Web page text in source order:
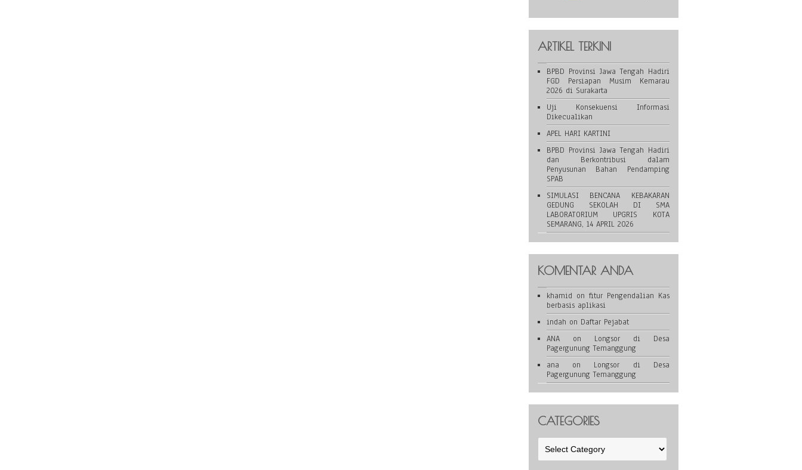
ARTIKEL TERKINI
BPBD Provinsi Jawa Tengah Hadiri
FGD Persiapan Musim Kemarau
2026 di Surakarta
Uji Konsekuensi Informasi
Dikecualikan
APEL HARI KARTINI
BPBD Provinsi Jawa Tengah Hadiri
dan Berkontribusi dalam
Penyusunan Bahan Pendamping
SPAB
SIMULASI BENCANA KEBAKARAN
GEDUNG SEKOLAH DI SMA
LABORATORIUM UPGRIS KOTA
SEMARANG, 14 APRIL 2026
KOMENTAR ANDA
khamid on fitur Pengendalian Kas
berbasis aplikasi
indah on Daftar Pejabat
ANAon Longsor di Desa
Pagergunung Temanggung
ana on Longsor di Desa
Pagergunung Temanggung
CATEGORIES
Categories